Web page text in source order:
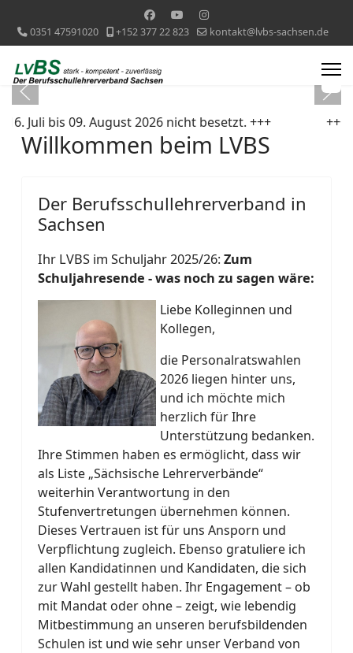
0351 47591020 +152 377 22 823 kontakt@lvbs-sachsen.de
bis 09. August 2026 nicht besetzt. +++ +++ Der
Willkommen beim LVBS
Der Berufsschullehrerverband in
Sachsen
Ihr LVBS im Schuljahr 2025/26:Zum
Schuljahresende - was noch zu sagen wäre:
Liebe Kolleginnen und
Kollegen,
die Personalratswahlen
2026 liegen hinter uns,
und ich möchte mich
herzlich für Ihre
Unterstützung bedanken.
Ihre Stimmen haben es ermöglicht, dass wir
als Liste „Sächsische Lehrerverbände“
weiterhin Verantwortung in den
Stufenvertretungen übernehmen können.
Dieses Vertrauen ist für uns Ansporn und
Verpflichtung zugleich. Ebenso gratuliere ich
allen Kandidatinnen und Kandidaten, die sich
zur Wahl gestellt haben. Ihr Engagement – ob
mit Mandat oder ohne – zeigt, wie lebendig
Mitbestimmung an unseren berufsbildenden
Schulen ist und wie sehr unser Verband von